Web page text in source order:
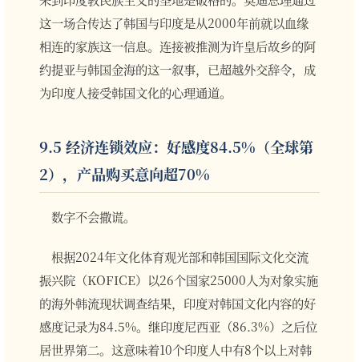
这一场合传达了韩国与印度是从2000年前就以血缘
相连的家族这一信息。连接被推测为许皇后故乡的阿
约提亚与韩国金海的这一叙事，已超越外交辞令，成
为印度人接受韩国文化的心理通道。
9.5 经济连锁效应：好感度84.5%（全球第
2），产品购买意向超70%
数字不会撒谎。
根据2024年文化体育观光部和韩国国际文化交流
振兴院（KOFICE）以26个国家25000人为对象实施
的海外韩流现状调查结果，印度对韩国文化内容的好
感度记录为84.5%。继印度尼西亚（86.3%）之后位
居世界第二。这意味着10个印度人中有8个以上对韩